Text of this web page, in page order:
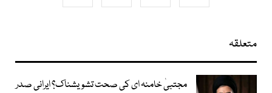
متعلقہ
مجتبیٰ خامنہ ای کی صحت تشویشناک؟ ایرانی صدر